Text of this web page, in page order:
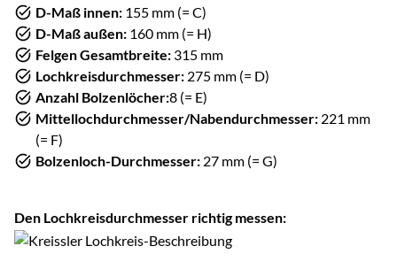
D-Maß innen: 155 mm (= C)
D-Maß außen: 160 mm (= H)
Felgen Gesamtbreite: 315 mm
Lochkreisdurchmesser: 275 mm (= D)
Anzahl Bolzenlöcher:8 (= E)
Mittellochdurchmesser/Nabendurchmesser: 221 mm
(= F)
Bolzenloch-Durchmesser: 27 mm (= G)
Den Lochkreisdurchmesser richtig messen: